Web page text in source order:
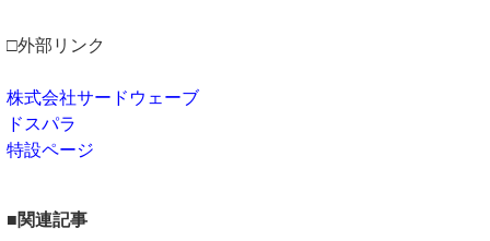
□外部リンク
株式会社サードウェーブ
ドスパラ
特設ページ
■関連記事